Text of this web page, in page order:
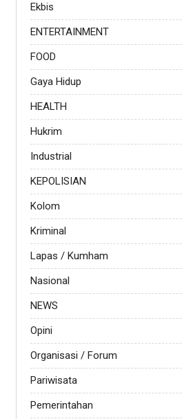
Ekbis
ENTERTAINMENT
FOOD
Gaya Hidup
HEALTH
Hukrim
Industrial
KEPOLISIAN
Kolom
Kriminal
Lapas / Kumham
Nasional
NEWS
Opini
Organisasi / Forum
Pariwisata
Pemerintahan